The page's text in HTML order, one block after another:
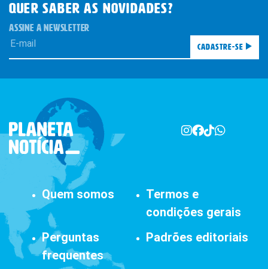
QUER SABER AS novidades?
ASSINE A NEWSLETTER
Cadastre-se
Quem somos
Termos e
condições gerais
Perguntas
frequentes
Padrões editoriais